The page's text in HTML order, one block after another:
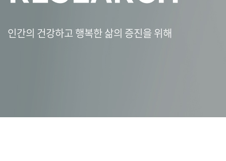
인간의 건강하고 행복한 삶의 증진을 위해